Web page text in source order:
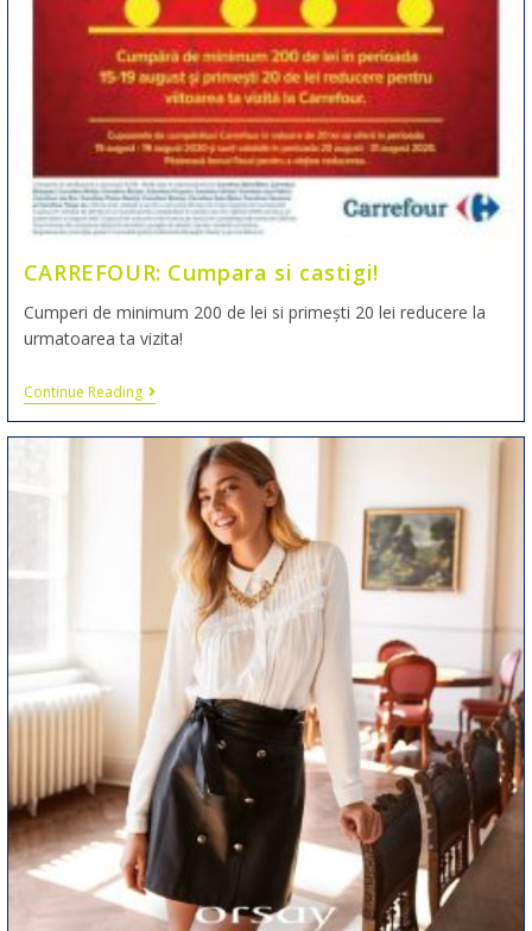
CARREFOUR: Cumpara si castigi!
Cumperi de minimum 200 de lei si primești 20 lei reducere la
urmatoarea ta vizita!
Continue Reading